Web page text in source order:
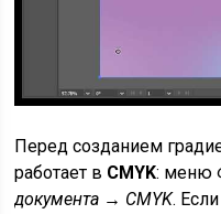
Перед созданием
работает в CMYK: меню
документа → CMYK.